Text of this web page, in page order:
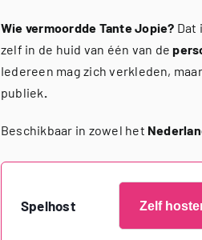
Wie vermoordde Tante Jopie? Dat
zelf in de huid van één van de
Iedereen mag zich verkleden,
publiek
Beschikbaar in zowel het
Spelhost Zelf